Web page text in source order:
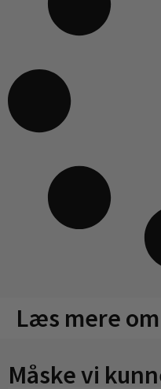
Læs mere
Måske vi